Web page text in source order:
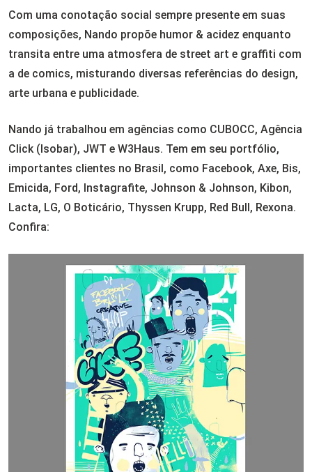
Com uma conotação social sempre presente em suas
composições, Nando propõe humor & acidez enquanto
transita entre uma atmosfera de street art e graffiti com
a de comics, misturando diversas referências do design,
arte urbana e publicidade.
Nando já trabalhou em agências como CUBOCC, Agência
Click (Isobar), JWT e W3Haus. Tem em seu portfólio,
importantes clientes no Brasil, como Facebook, Axe, Bis,
Emicida, Ford, Instagrafite, Johnson & Johnson, Kibon,
Lacta, LG, O Boticário, Thyssen Krupp, Red Bull, Rexona.
Confira: